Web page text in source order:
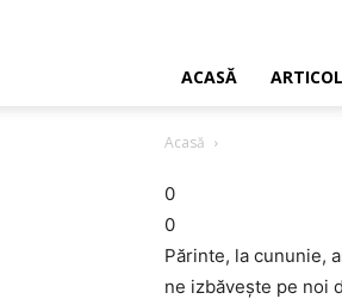
ACASĂ
Acasă
0
0
Părinte, la cununie,
ne izbăvește pe noi